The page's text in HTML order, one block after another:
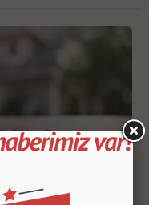
7 Kritik Kriter